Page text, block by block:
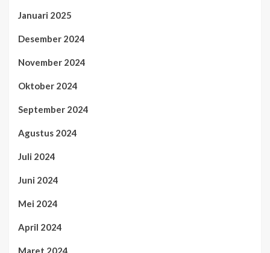
Januari 2025
Desember 2024
November 2024
Oktober 2024
September 2024
Agustus 2024
Juli 2024
Juni 2024
Mei 2024
April 2024
Maret 2024